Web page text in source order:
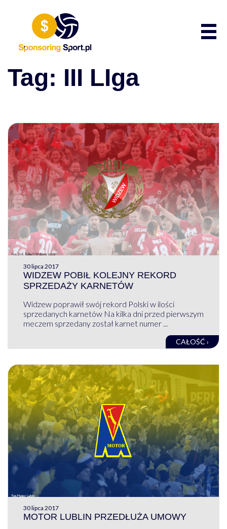
Tag: III LIga
30 lipca 2017
WIDZEW POBIŁ KOLEJNY REKORD
SPRZEDAŻY KARNETÓW
Widzew poprawił swój rekord Polski w ilości
sprzedanych karnetów Na kilka dni przed pierwszym
meczem sprzedany został karnet numer ...
CAŁOŚĆ ›
30 lipca 2017
MOTOR LUBLIN PRZEDŁUŻA UMOWY